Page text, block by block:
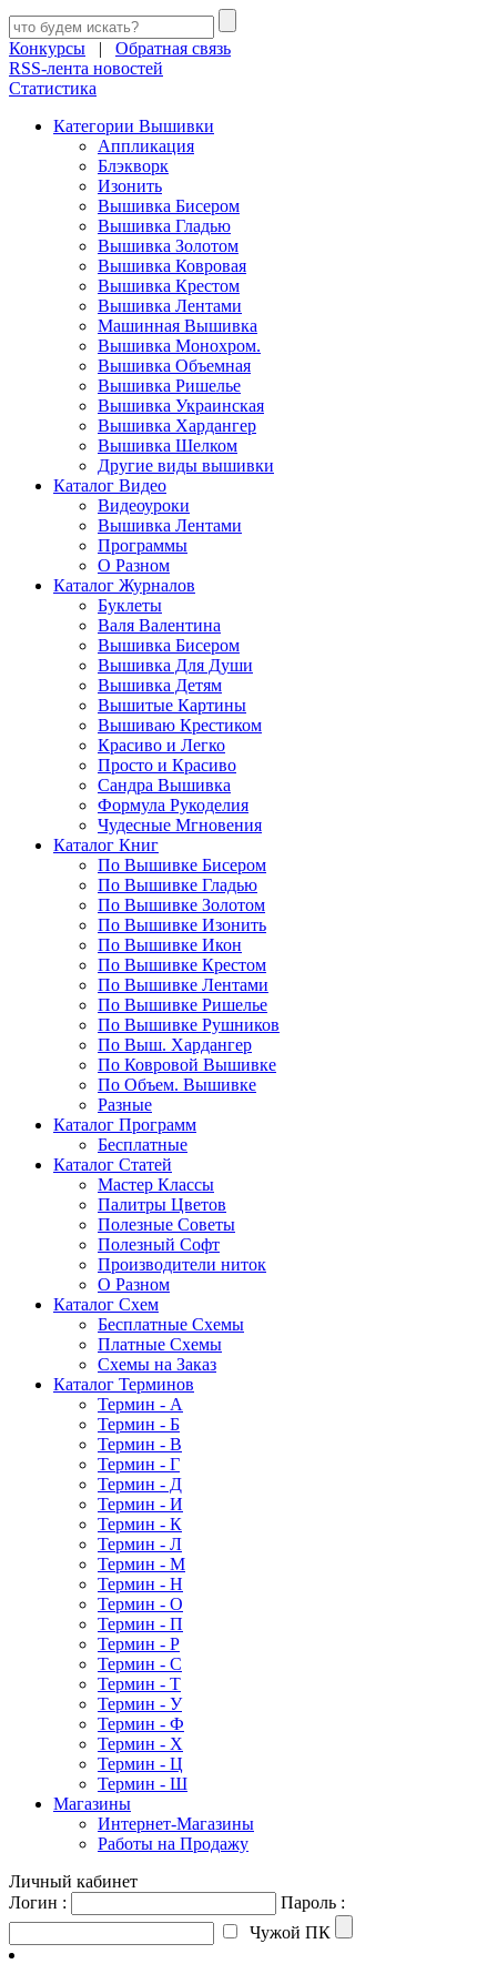
Конкурсы | Обратная связь
RSS-лента новостей
Статистика
Категории Вышивки
Аппликация
Блэкворк
Изонить
Вышивка Бисером
Вышивка Гладью
Вышивка Золотом
Вышивка Ковровая
Вышивка Крестом
Вышивка Лентами
Машинная Вышивка
Вышивка Монохром.
Вышивка Объемная
Вышивка Ришелье
Вышивка Украинская
Вышивка Хардангер
Вышивка Шелком
Другие виды вышивки
Каталог Видео
Видеоуроки
Вышивка Лентами
Программы
О Разном
Каталог Журналов
Буклеты
Валя Валентина
Вышивка Бисером
Вышивка Для Души
Вышивка Детям
Вышитые Картины
Вышиваю Крестиком
Красиво и Легко
Просто и Красиво
Сандра Вышивка
Формула Рукоделия
Чудесные Мгновения
Каталог Книг
По Вышивке Бисером
По Вышивке Гладью
По Вышивке Золотом
По Вышивке Изонить
По Вышивке Икон
По Вышивке Крестом
По Вышивке Лентами
По Вышивке Ришелье
По Вышивке Рушников
По Выш. Хардангер
По Ковровой Вышивке
По Объем. Вышивке
Разные
Каталог Программ
Бесплатные
Каталог Статей
Мастер Классы
Палитры Цветов
Полезные Советы
Полезный Софт
Производители ниток
О Разном
Каталог Схем
Бесплатные Схемы
Платные Схемы
Схемы на Заказ
Каталог Терминов
Термин - А
Термин - Б
Термин - В
Термин - Г
Термин - Д
Термин - И
Термин - К
Термин - Л
Термин - М
Термин - Н
Термин - О
Термин - П
Термин - Р
Термин - С
Термин - Т
Термин - У
Термин - Ф
Термин - Х
Термин - Ц
Термин - Ш
Магазины
Интернет-Магазины
Работы на Продажу
Личный кабинет
Логин :
Пароль :
Чужой ПК